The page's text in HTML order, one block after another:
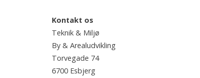
Kontakt os
Teknik & Miljø
By & Arealudvikling
Torvegade 74
6700 Esbjerg